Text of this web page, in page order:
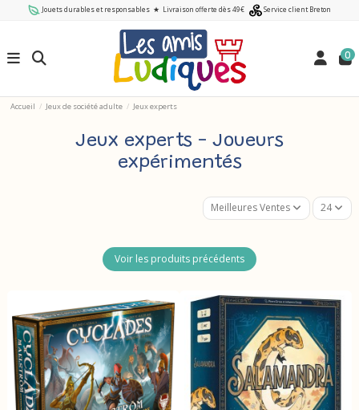
Jouets durables et responsables ★ Livraison offerte dès 49€ Service client Breton
0
Accueil Jeux de société adulte Jeux experts
Jeux experts - Joueurs
expérimentés
Meilleures Ventes 24
Voir les produits précédents